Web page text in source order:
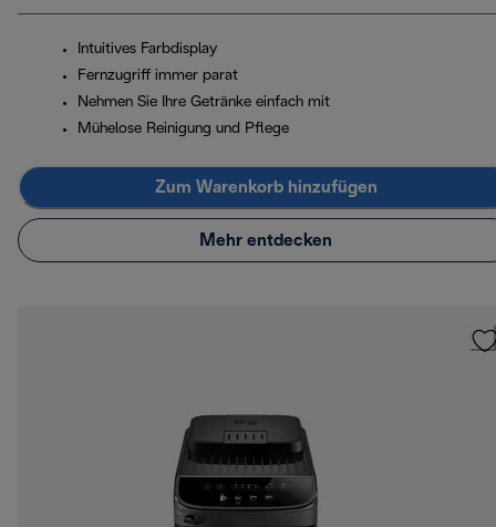
Intuitives Farbdisplay
Fernzugriff immer parat
Nehmen Sie Ihre Getränke einfach mit
Mühelose Reinigung und Pflege
Zum Warenkorb hinzufügen
Mehr entdecken